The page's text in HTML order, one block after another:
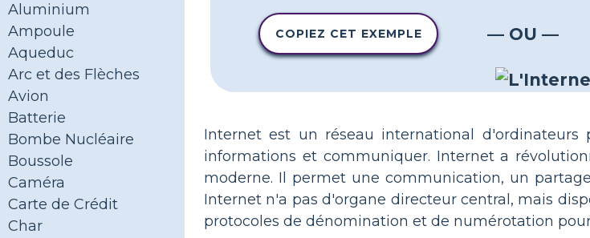
Aluminium
Ampoule
Aqueduc
Arc et des Flèches
Avion
Batterie
Bombe Nucléaire
Boussole
Caméra
Carte de Crédit
Char
COPIEZ CET EXEMPLE — OU —
Internet est un réseau international
informations et communiquer. Internet a
moderne. Il permet une communication, un
Internet n'a pas d'organe directeur central, mais
protocoles de dénomination et de numérotation